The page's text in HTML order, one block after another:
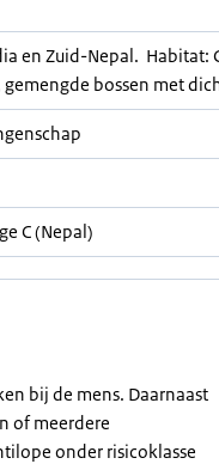
en Zuid-Nepal. Habitat:
bossen met
C (Nepal)
bij de mens. Daarnaast
of meerdere
onder risicoklasse